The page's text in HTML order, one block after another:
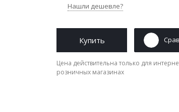
Нашли дешевле?
Купить
Цена действительна только для
розничных магазинах